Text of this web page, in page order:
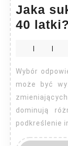
Jaka
40 latki?
| |
Wybór odpowiedniej sukienki na wesele dla 40-latki
może być
dominują
podkreślenie